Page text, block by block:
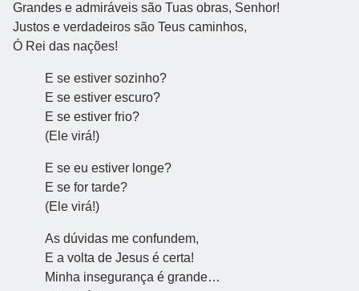
Grandes e admiráveis são Tuas obras, Senhor!
Justos e verdadeiros são Teus caminhos,
Ó Rei das nações!
E se estiver sozinho?
E se estiver escuro?
E se estiver frio?
(Ele virá!)
E se eu estiver longe?
E se for tarde?
(Ele virá!)
As dúvidas me confundem,
E a volta de Jesus é certa!
Minha insegurança é grande…